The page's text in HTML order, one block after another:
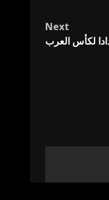
Next
لكأس العرب